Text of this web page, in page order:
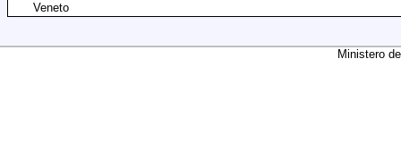
Veneto
Ministero